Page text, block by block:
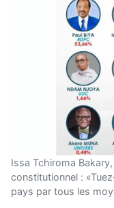
Issa Tchiroma
constitutionnel :
pays par tous les